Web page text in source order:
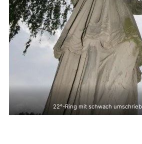
22°-Ring mit schwach